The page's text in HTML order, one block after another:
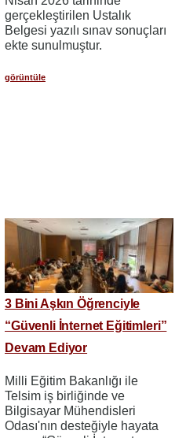
gerçekleştirilen Ustalık
Belgesi yazılı sınav sonuçları
ekte sunulmuştur.
görüntüle
3 Bini Aşkın Öğrenciyle
“Güvenli İnternet Eğitimleri”
Devam Ediyor
Milli Eğitim Bakanlığı ile
Telsim iş birliğinde ve
Bilgisayar Mühendisleri
Odası'nın desteğiyle hayata